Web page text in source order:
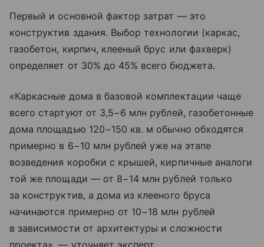
Первый и основной фактор затрат — это
конструктив здания. Выбор технологии (каркас,
газобетон, кирпич, клееный брус или фахверк)
определяет от 30% до 45% всего бюджета.
«Каркасные дома в базовой комплектации чаще
всего стартуют от 3,5−6 млн рублей, газобетонные
дома площадью 120−150 кв. м обычно обходятся
примерно в 6−10 млн рублей уже на этапе
возведения коробки с крышей, кирпичные аналоги
той же площади — от 8−14 млн рублей только
за конструктив, а дома из клееного бруса
начинаются примерно от 10−18 млн рублей
в зависимости от архитектуры и сложности